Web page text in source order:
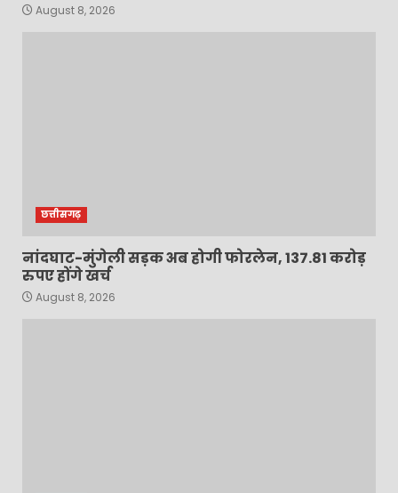
August 8, 2026
छत्तीसगढ़
नांदघाट-मुंगेली सड़क अब होगी फोरलेन, 137.81 करोड़
रुपए होंगे खर्च
August 8, 2026